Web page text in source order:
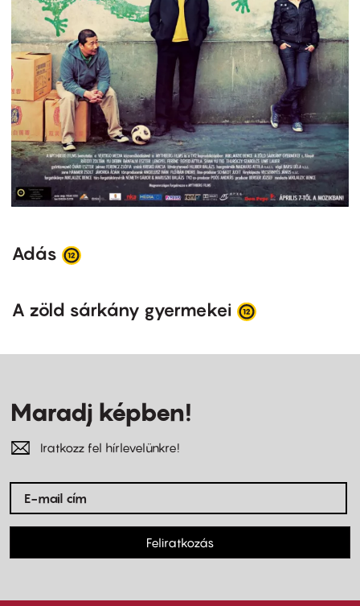
Adás
A zöld sárkány gyermekei
Maradj képben!
Iratkozz fel hírlevelünkre!
Feliratkozás